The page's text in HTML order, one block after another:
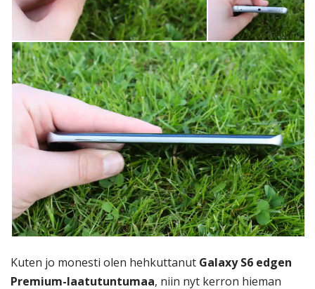
Kuten jo monesti olen hehkuttanut Galaxy S6 edgen
Premium-laatutuntumaa, niin nyt kerron hieman